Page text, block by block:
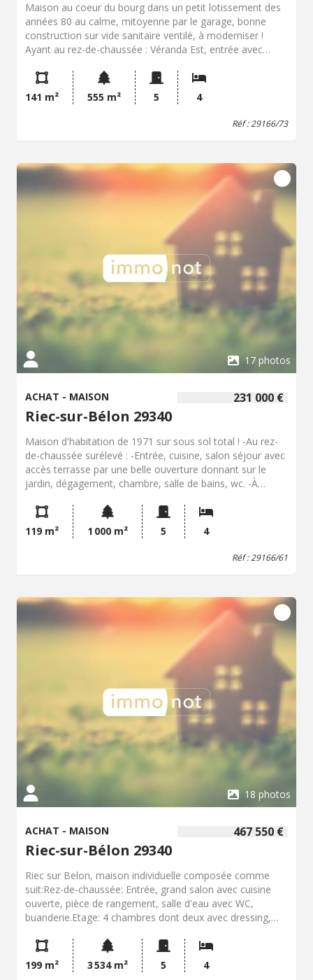
Maison au coeur du bourg dans un petit lotissement des
années 80 au calme, mitoyenne par le garage, bonne
construction sur vide sanitaire ventilé, à moderniser !
Ayant au rez-de-chaussée : Véranda Est, entrée avec
l'Ouest et accès jardin, véranda de 11 m² donnant sur le
jardin Ouest, cuisine indépendante aménagée et équipée
avec accès garage, dégagement, wc, salle d'eau,
chambre. Entrée indépendante depuis jardin, accès
avec coin cuisine et placards, trois chambres, salle de
bains avec ballon électrique, wc. Garage accolé avec cave
et accès entrée indépendante au Nord et porte électrique.
Jardin clos avec abri de jardin à 3 minutes à pied du centre
141 m² 555 m² 5 4
Réf : 29166/73
17 photos
231 000 €
ACHAT - MAISON
Riec-sur-Bélon 29340
Maison d'habitation de 1971 sur sous sol total ! -Au rez-
de-chaussée surélevé : -Entrée, cuisine, salon séjour avec
accès terrasse par une belle ouverture donnant sur le
jardin, dégagement, chambre, salle de bains, wc. -À
grenier privatif et placards, wc. -Au sous sol : espace :
chaufferie, garage et atelier. Maison à rafraîchir avec un
superbe potentiel, terrain de 1000 m² sans vis à vis !
119 m² 1 000 m² 5 4
Réf : 29166/61
18 photos
467 550 €
ACHAT - MAISON
Riec-sur-Bélon 29340
Riec sur Belon, maison individuelle composée comme
suit:Rez-de-chaussée: Entrée, grand salon avec cuisine
ouverte, pièce de rangement, salle d'eau avec WC,
buanderie.Etage: 4 chambres dont deux avec dressing,
aménageable.Une piscine hors sol, un hangar, et un abri
bois complètent ce bien
199 m² 3 534 m² 5 4